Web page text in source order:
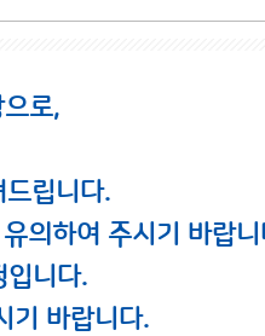
로,
립니다.
의하여 주시기 바랍니
입니다.
기 바랍니다.